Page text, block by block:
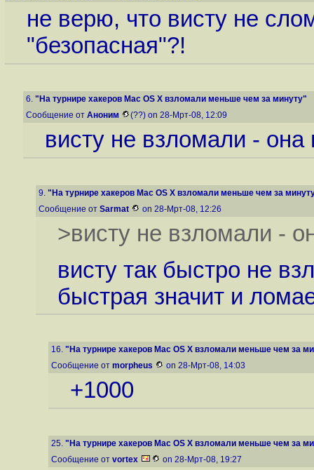
не верю, что висту не
"безопасная"?!
6. "На турнире хакеров Mac OS X взломали меньше чем за минуту"
Сообщение от Аноним (??) on 28-Мрт-08, 12:09
висту не взломали - она
9. "На турнире хакеров Mac OS X взломали меньше чем за
Сообщение от Sarmat on 28-Мрт-08, 12:26
>висту не взломали -
висту так быстро не
быстрая значит и
16. "На турнире хакеров Mac OS X взломали меньше чем за
Сообщение от morpheus on 28-Мрт-08, 14:03
+1000
25. "На турнире хакеров Mac OS X взломали меньше чем за
Сообщение от vortex on 28-Мрт-08, 19:27